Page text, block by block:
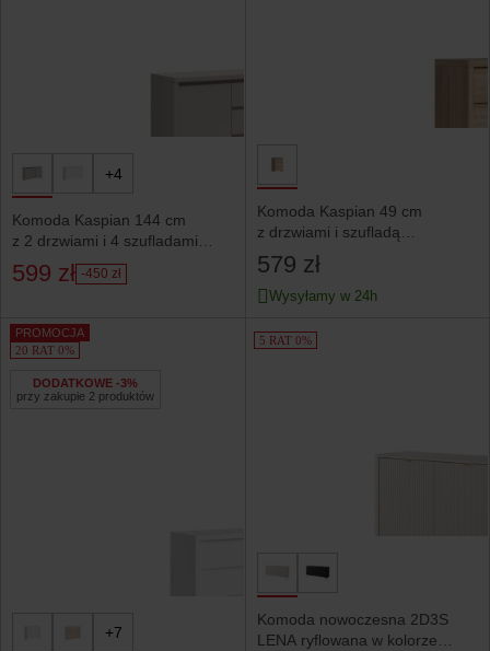
+4
Komoda Kaspian 144 cm
z 2 drzwiami i 4 szufladami
kaszmir
599 zł -450 zł
Komoda Kaspian 49 cm
z drzwiami i szufladą
dąb sonoma
579 zł
Wysyłamy w 24h
PROMOCJA
20 RAT 0%
DODATKOWE -3%
przy zakupie 2 produktów
+7
5 RAT 0%
Komoda nowoczesna 2D3S
LENA ryflowana w kolorze